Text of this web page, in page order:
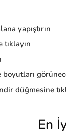
yapıştırın
düğmesine
En